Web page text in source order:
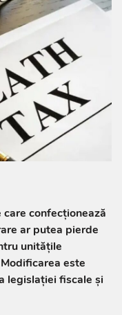
confecționează
ar putea pierde
unitățile
este
legislației fiscale și